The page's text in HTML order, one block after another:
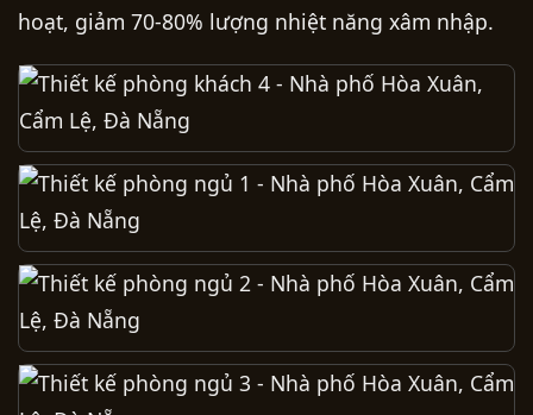
hoạt, giảm 70-80% lượng nhiệt năng xâm nhập.